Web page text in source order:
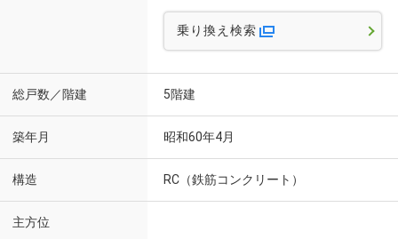
乗り換え検索
総戸数／階建 5階建
築年月 昭和60年4月
構造 RC（鉄筋コンクリート）
主方位